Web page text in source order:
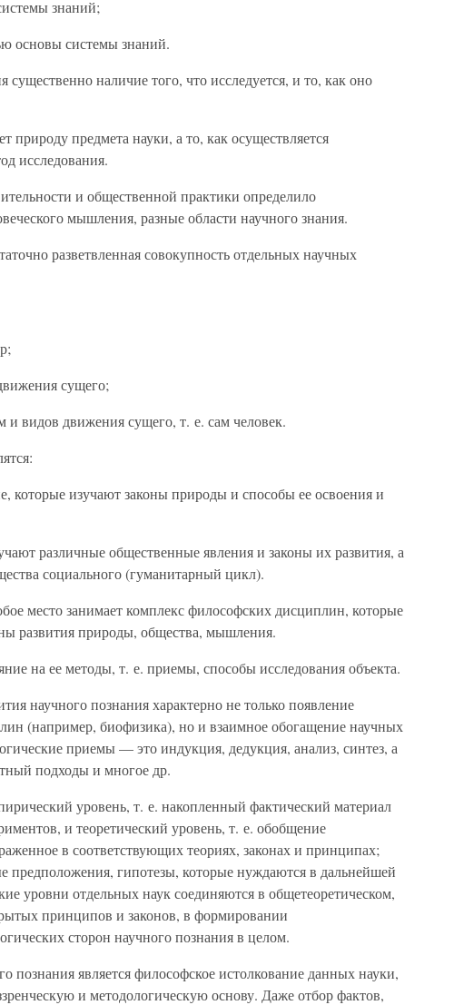
знаний;
основы системы знаний.
существенно наличие того, что исследуется, и то, как оно
природу предмета науки, а то, как осуществляется
исследования.
и общественной практики определило
мышления, разные области научного знания.
разветвленная совокупность отдельных научных
сущего;
видов движения сущего, т. е. сам человек.
которые изучают законы природы и способы ее освоения и
различные общественные явления и законы их развития, а
социального (гуманитарный цикл).
место занимает комплекс философских дисциплин, которые
развития природы, общества, мышления.
на ее методы, т. е. приемы, способы исследования объекта.
научного познания характерно не только появление
(например, биофизика), но и взаимное обогащение научных
приемы — это индукция, дедукция, анализ, синтез, а
подходы и многое др.
уровень, т. е. накопленный фактический материал
и теоретический уровень, т. е. обобщение
в соответствующих теориях, законах и принципах;
предположения, гипотезы, которые нуждаются в дальнейшей
уровни отдельных наук соединяются в общетеоретическом,
принципов и законов, в формировании
сторон научного познания в целом.
познания является философское истолкование данных науки,
и методологическую основу. Даже отбор фактов,